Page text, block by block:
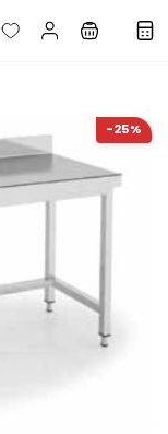
-25%